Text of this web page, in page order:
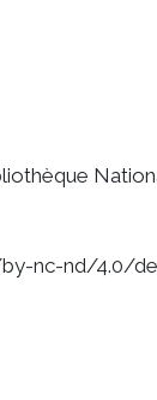
nc-nd/4.0/